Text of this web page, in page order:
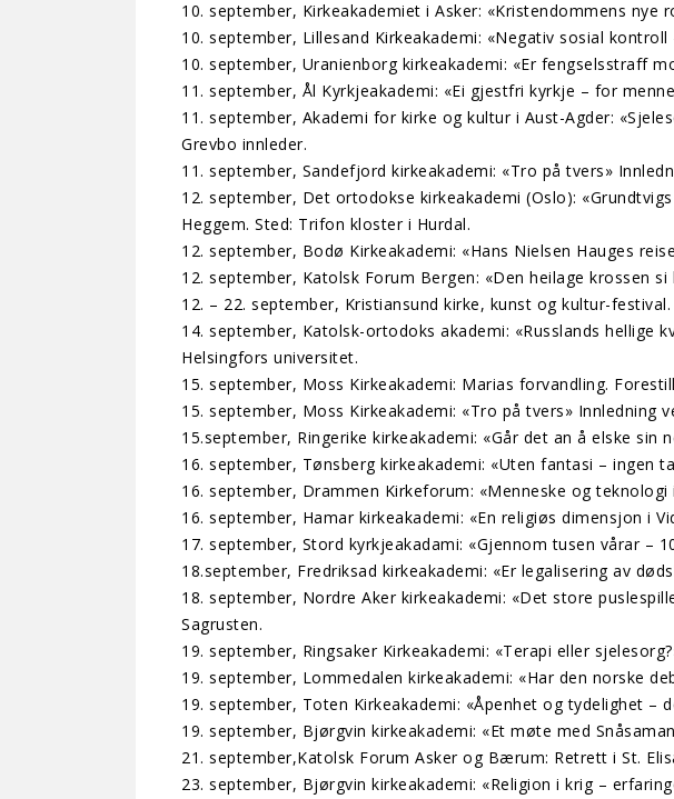
10. september, Kirkeakademiet i Asker: «Kristendommens nye
10. september, Lillesand Kirkeakademi: «Negativ sosial
10. september, Uranienborg kirkeakademi: «Er fengselsstraff
11. september, Ål Kyrkjeakademi: «Ei gjestfri kyrkje – for
11. september, Akademi for kirke og kultur i Aust-Agder:
Grevbo innleder.
11. september, Sandefjord kirkeakademi: «Tro på tvers»
12. september, Det ortodokse kirkeakademi (Oslo):
Heggem. Sted: Trifon kloster i Hurdal.
12. september, Bodø Kirkeakademi: «Hans Nielsen Hauges
12. september, Katolsk Forum Bergen: «Den heilage krossen
12. – 22. september, Kristiansund kirke, kunst og kultur-
14. september, Katolsk-ortodoks akademi: «Russlands hellige
Helsingfors universitet.
15. september, Moss Kirkeakademi: Marias forvandling.
15. september, Moss Kirkeakademi: «Tro på tvers» Innledning
15.september, Ringerike kirkeakademi: «Går det an å elske
16. september, Tønsberg kirkeakademi: «Uten fantasi – ingen
16. september, Drammen Kirkeforum: «Menneske og
16. september, Hamar kirkeakademi: «En religiøs dimensjon i
17. september, Stord kyrkjeakadami: «Gjennom tusen vårar –
18.september, Fredriksad kirkeakademi: «Er legalisering av
18. september, Nordre Aker kirkeakademi: «Det store
Sagrusten.
19. september, Ringsaker Kirkeakademi: «Terapi eller
19. september, Lommedalen kirkeakademi: «Har den norske
19. september, Toten Kirkeakademi: «Åpenhet og tydelighet –
19. september, Bjørgvin kirkeakademi: «Et møte med
21. september,Katolsk Forum Asker og Bærum: Retrett i St.
23. september, Bjørgvin kirkeakademi: «Religion i krig –